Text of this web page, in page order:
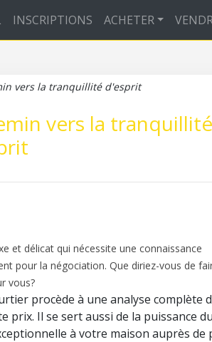
INSCRIPTIONS ACHETER
vers la tranquillité d'esprit
vers la tranquillité
et délicat qui nécessite une connaissance
pour la négociation. Que diriez-vous de
vous?
procède à une analyse complète
prix. Il se sert aussi de la puissance du
à votre maison auprès de